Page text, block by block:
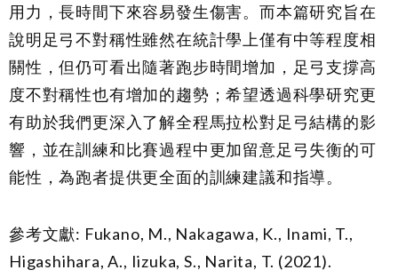
用力，長時間下來容易發生傷害。而本篇研究旨在
說明足弓不對稱性雖然在統計學上僅有中等程度相
關性，但仍可看出隨著跑步時間增加，足弓支撐高
度不對稱性也有增加的趨勢；希望透過科學研究更
有助於我們更深入了解全程馬拉松對足弓結構的影
響，並在訓練和比賽過程中更加留意足弓失衡的可
能性，為跑者提供更全面的訓練建議和指導。
參考文獻: Fukano, M., Nakagawa, K., Inami, T.,
Higashihara, A., Iizuka, S., Narita, T. (2021).